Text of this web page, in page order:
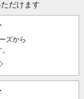
だけます
ズから